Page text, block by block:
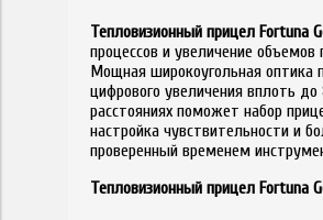
Тепловизионный прицел Fortuna
процессов и увеличение
Мощная широкоугольная оптика
цифрового увеличения вплоть
расстояниях поможет набор
настройка чувствительности и
проверенный временем
Тепловизионный прицел Fortuna